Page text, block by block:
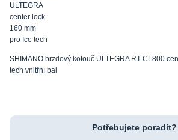
ULTEGRA
center lock
160 mm
pro Ice tech
SHIMANO brzdový kotouč ULTEGRA RT-CL800
tech vnitřní bal
Potřebujete poradit?